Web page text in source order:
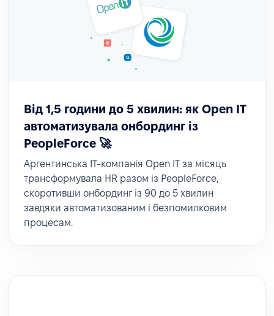
Від 1,5 години до 5 хвилин: як Open IT
автоматизувала онбординг із
PeopleForce 🚀
Аргентинська ІТ-компанія Open IT за місяць
трансформувала HR разом із PeopleForce,
скоротивши онбординг із 90 до 5 хвилин
завдяки автоматизованим і безпомилковим
процесам.